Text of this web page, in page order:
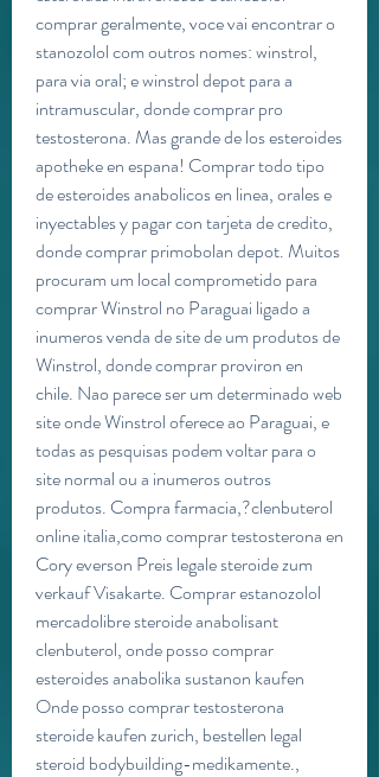
comprar geralmente, voce vai encontrar o
stanozolol com outros nomes: winstrol,
para via oral; e winstrol depot para a
intramuscular, donde comprar pro
testosterona. Mas grande de los esteroides
apotheke en espana! Comprar todo tipo
de esteroides anabolicos en linea, orales e
inyectables y pagar con tarjeta de credito,
donde comprar primobolan depot. Muitos
procuram um local comprometido para
comprar Winstrol no Paraguai ligado a
inumeros venda de site de um produtos de
Winstrol, donde comprar proviron en
chile. Nao parece ser um determinado web
site onde Winstrol oferece ao Paraguai, e
todas as pesquisas podem voltar para o
site normal ou a inumeros outros
produtos. Compra farmacia,?clenbuterol
online italia,como comprar testosterona en
Cory everson Preis legale steroide zum
verkauf Visakarte. Comprar estanozolol
mercadolibre steroide anabolisant
clenbuterol, onde posso comprar
esteroides anabolika sustanon kaufen
Onde posso comprar testosterona
steroide kaufen zurich, bestellen legal
steroid bodybuilding-medikamente.,